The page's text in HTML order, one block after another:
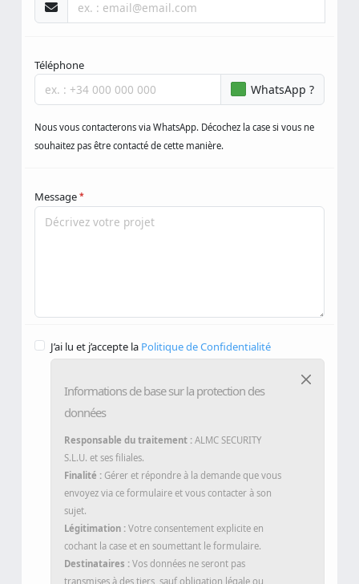
Téléphone
WhatsApp ?
Nous vous contacterons via WhatsApp. Décochez la case si vous ne
souhaitez pas être contacté de cette manière.
Message *
J’ai lu et j’accepte la Politique de Confidentialité
Informations de base sur la protection des
données
Responsable du traitement :ALMC SECURITY
S.L.U. et ses filiales.
Finalité :Gérer et répondre à la demande que vous
envoyez via ce formulaire et vous contacter à son
sujet.
Légitimation :Votre consentement explicite en
cochant la case et en soumettant le formulaire.
Destinataires :Vos données ne seront pas
transmises à des tiers, sauf obligation légale ou